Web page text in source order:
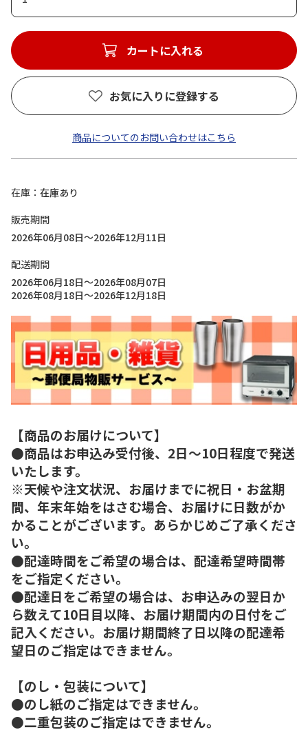
カートに入れる
お気に入りに登録する
商品についてのお問い合わせはこちら
在庫
在庫あり
販売期間
2026年06月08日～2026年12月11日
配送期間
2026年06月18日～2026年08月07日
2026年08月18日～2026年12月18日
【商品のお届けについて】
●商品はお申込み受付後、2日～10日程度で発送
いたします。
※天候や注文状況、お届けまでに祝日・お盆期
間、年末年始をはさむ場合、お届けに日数がか
かることがございます。あらかじめご了承くださ
い。
●配達時間をご希望の場合は、配達希望時間帯
をご指定ください。
●配達日をご希望の場合は、お申込みの翌日か
ら数えて10日目以降、お届け期間内の日付をご
記入ください。お届け期間終了日以降の配達希
望日のご指定はできません。
【のし・包装について】
●のし紙のご指定はできません。
●二重包装のご指定はできません。